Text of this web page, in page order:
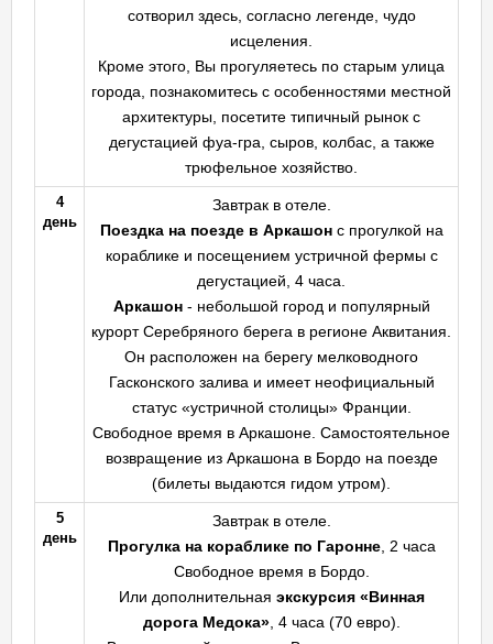
сотворил здесь, согласно легенде, чудо
исцеления.
Кроме этого, Вы прогуляетесь по старым улица
города, познакомитесь с особенностями местной
архитектуры, посетите типичный рынок с
дегустацией фуа-гра, сыров, колбас, а также
трюфельное хозяйство.
4
день
Завтрак в отеле.
Поездка на поезде в Аркашонс прогулкой на
кораблике и посещением устричной фермы с
дегустацией, 4 часа.
Аркашон- небольшой город и популярный
курорт Серебряного берега в регионе Аквитания.
Он расположен на берегу мелководного
Гасконского залива и имеет неофициальный
статус «устричной столицы» Франции.
Свободное время в Аркашоне. Самостоятельное
возвращение из Аркашона в Бордо на поезде
(билеты выдаются гидом утром).
5
день
Завтрак в отеле.
Прогулка на кораблике по Гаронне, 2 часа
Свободное время в Бордо.
Или дополнительная экскурсия «Винная
дорога Медока», 4 часа (70 евро).